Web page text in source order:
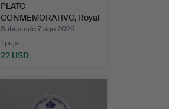
PLATO
CONMEMORATIVO, Royal
Copenhagen, "So…
Subastado 7 ago 2026
1 puja
22 USD